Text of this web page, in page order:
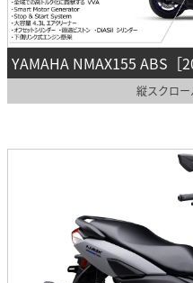
YAMAHA NMAX155 ABS［
縦スクロ